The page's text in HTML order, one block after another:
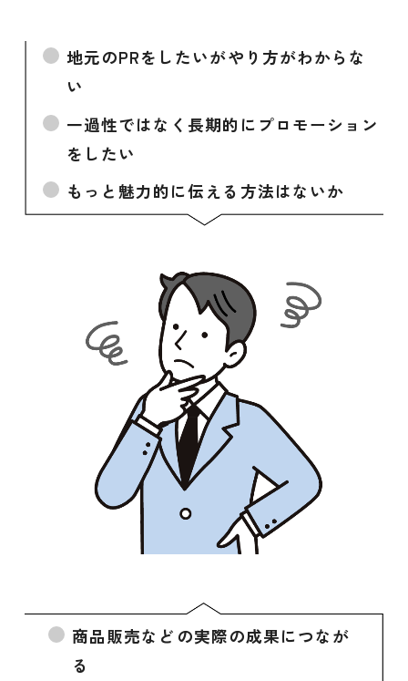
地元のPRをしたいがやり方がわからな
い
一過性ではなく長期的にプロモーション
をしたい
もっと魅力的に伝える方法はないか
商品販売などの実際の成果につなが
る